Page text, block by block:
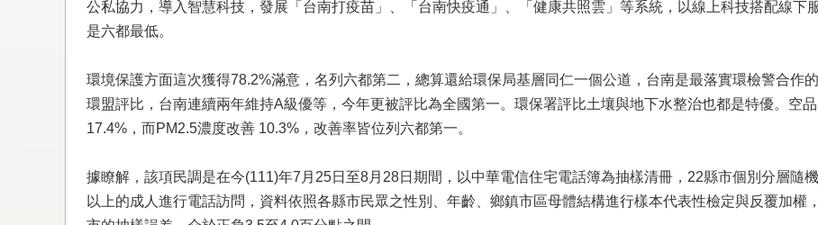
公私協力，導入智慧科技，發展「台南打疫苗」、「台南快疫通」、「健康共照雲」等系統，以線上科技搭配線下
是六都最低。
環境保護方面這次獲得78.2%滿意，名列六都第二，總算還給環保局基層同仁一個公道，台南是最落實環檢警合作
環盟評比，台南連續兩年維持A級優等，今年更被評比為全國第一。環保署評比土壤與地下水整治也都是特優。空
17.4%，而PM2.5濃度改善 10.3%，改善率皆位列六都第一。
據瞭解，該項民調是在今(111)年7月25日至8月28日期間，以中華電信住宅電話簿為抽樣清冊，22縣市個別分層隨
以上的成人進行電話訪問，資料依照各縣市民眾之性別、年齡、鄉鎮市區母體結構進行樣本代表性檢定與反覆加